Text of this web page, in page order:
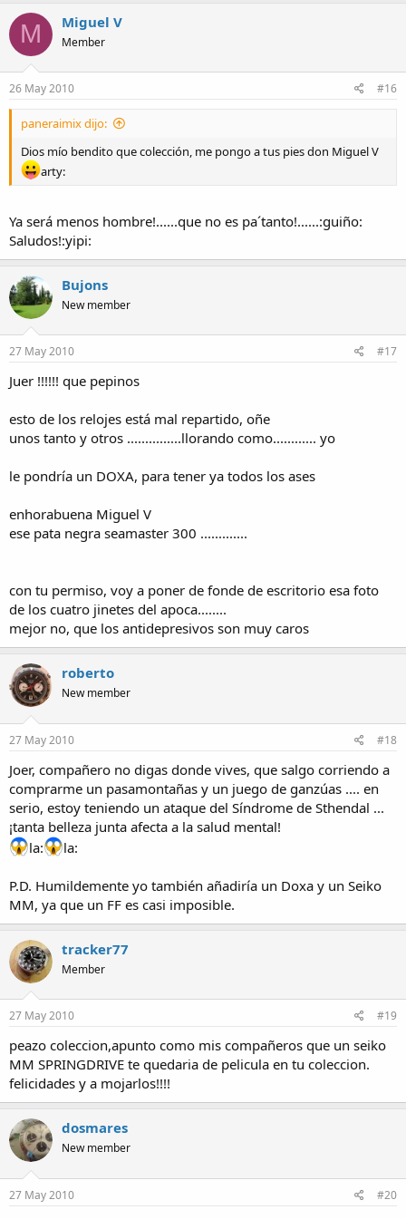
M Miguel V
Member
26 May 2010 #16
paneraimix dijo:
Dios mío bendito que colección, me pongo a tus pies don Miguel V
arty:
Ya será menos hombre!......que no es pa´tanto!......:guiño:
Saludos!:yipi:
Bujons
New member
27 May 2010 #17
Juer !!!!!! que pepinos
esto de los relojes está mal repartido, oñe
unos tanto y otros ...............llorando como............ yo
le pondría un DOXA, para tener ya todos los ases
enhorabuena Miguel V
ese pata negra seamaster 300 .............
con tu permiso, voy a poner de fonde de escritorio esa foto
de los cuatro jinetes del apoca........
mejor no, que los antidepresivos son muy caros
roberto
New member
27 May 2010 #18
Joer, compañero no digas donde vives, que salgo corriendo a
comprarme un pasamontañas y un juego de ganzúas .... en
serio, estoy teniendo un ataque del Síndrome de Sthendal ...
¡tanta belleza junta afecta a la salud mental!
la:
la:
P.D. Humildemente yo también añadiría un Doxa y un Seiko
MM, ya que un FF es casi imposible.
tracker77
Member
27 May 2010 #19
peazo coleccion,apunto como mis compañeros que un seiko
MM SPRINGDRIVE te quedaria de pelicula en tu coleccion.
felicidades y a mojarlos!!!!
dosmares
New member
27 May 2010 #20